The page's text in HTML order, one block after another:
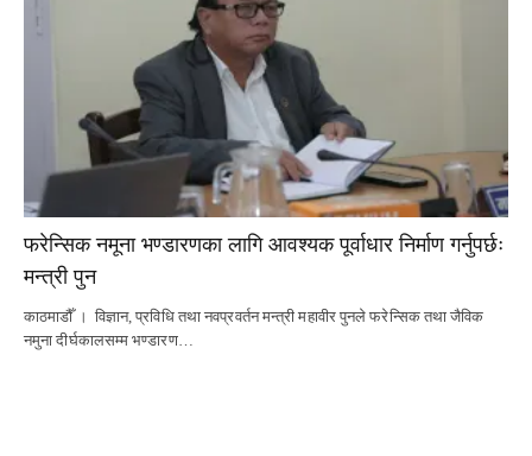
फरेन्सिक नमूना भण्डारणका लागि आवश्यक पूर्वाधार निर्माण गर्नुपर्छः
मन्त्री पुन
काठमाडौँ । विज्ञान, प्रविधि तथा नवप्रवर्तन मन्त्री महावीर पुनले फरेन्सिक तथा जैविक
नमुना दीर्घकालसम्म भण्डारण…